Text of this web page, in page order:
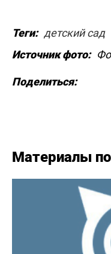
Теги: детский сад
Источник фото:
Поделиться:
Материалы